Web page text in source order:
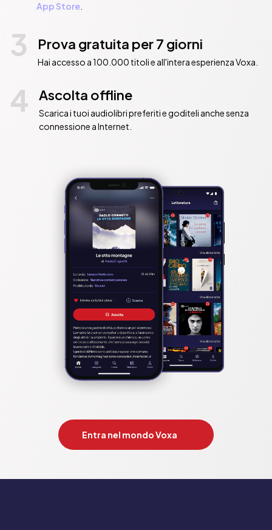
App Store.
3 Prova gratuita per 7 giorni
Hai accesso a 100.000 titoli e all'intera esperienza Voxa.
4 Ascolta offline
Scarica i tuoi audiolibri preferiti e goditeli anche senza
connessione a Internet.
Entra nel mondo Voxa